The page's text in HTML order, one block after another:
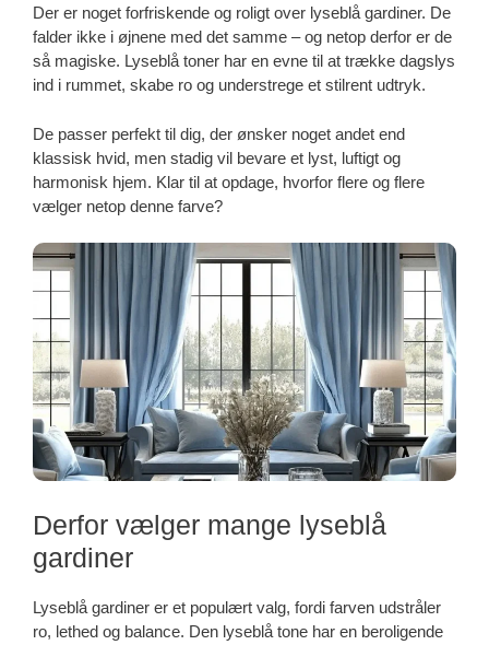
Der er noget forfriskende og roligt over lyseblå gardiner. De
falder ikke i øjnene med det samme – og netop derfor er de
så magiske. Lyseblå toner har en evne til at trække dagslys
ind i rummet, skabe ro og understrege et stilrent udtryk.
De passer perfekt til dig, der ønsker noget andet end
klassisk hvid, men stadig vil bevare et lyst, luftigt og
harmonisk hjem. Klar til at opdage, hvorfor flere og flere
vælger netop denne farve?
Derfor vælger mange lyseblå
gardiner
Lyseblå gardiner er et populært valg, fordi farven udstråler
ro, lethed og balance. Den lyseblå tone har en beroligende